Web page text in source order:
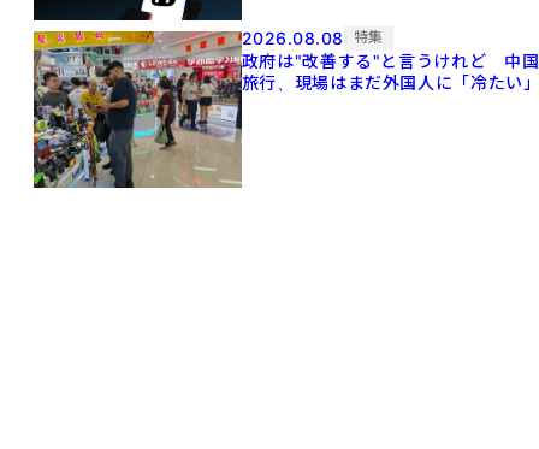
2026.08.08 特集
政府は"改善する"と言うけれど 中国
旅行、現場はまだ外国人に「冷たい